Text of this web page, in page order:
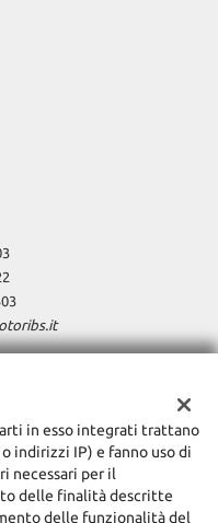
in esso integrati trattano
indirizzi IP) e fanno uso di
necessari per il
delle finalità descritte
delle funzionalità del